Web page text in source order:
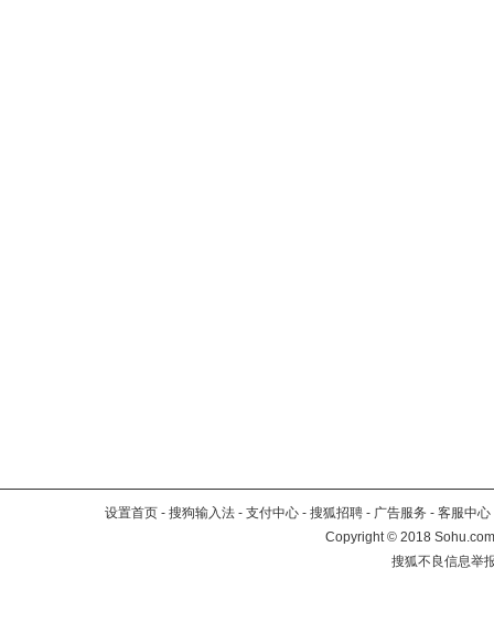
设置首页 - 搜狗输入法 - 支付中心 - 搜狐招聘 - 广告服务 - 客服中心
Copyright©2018
搜狐不良信息举